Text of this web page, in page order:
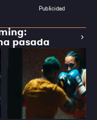
Publicidad
pasada